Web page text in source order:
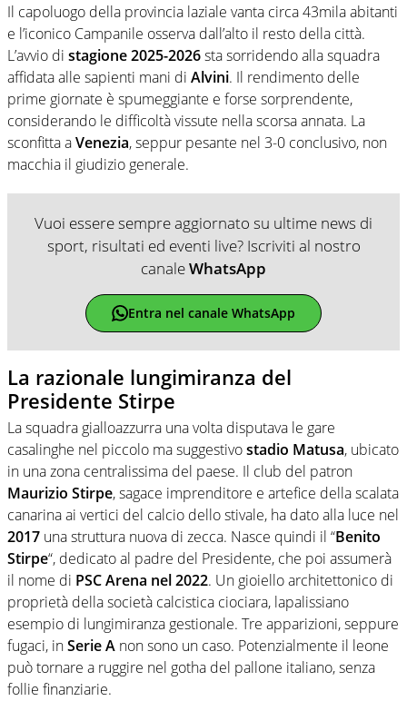
Il capoluogo della provincia laziale vanta circa 43mila abitanti
e l’iconico Campanile osserva dall’alto il resto della città.
L’avvio di stagione 2025-2026sta sorridendo alla squadra
affidata alle sapienti mani di Alvini. Il rendimento delle
prime giornate è spumeggiante e forse sorprendente,
considerando le difficoltà vissute nella scorsa annata. La
sconfitta aVenezia, seppur pesante nel 3-0 conclusivo, non
macchia il giudizio generale.
Vuoi essere sempre aggiornato su ultime news di
sport, risultati ed eventi live? Iscriviti al nostro
canaleWhatsApp
Entra nel canale WhatsApp
La razionale lungimiranza del
Presidente Stirpe
La squadra gialloazzurra una volta disputava le gare
casalinghe nel piccolo ma suggestivostadio Matusa, ubicato
in una zona centralissima del paese. Il club del patron
Maurizio Stirpe, sagace imprenditore e artefice della scalata
canarina ai vertici del calcio dello stivale, ha dato alla luce nel
2017 una struttura nuova di zecca. Nasce quindi il “Benito
Stirpe“, dedicato al padre del Presidente, che poi assumerà
il nome di PSC Arena nel 2022. Un gioiello architettonico di
proprietà della società calcistica ciociara, lapalissiano
esempio di lungimiranza gestionale. Tre apparizioni, seppure
fugaci, inSerie A non sono un caso. Potenzialmente il leone
può tornare a ruggire nel gotha del pallone italiano, senza
follie finanziarie.